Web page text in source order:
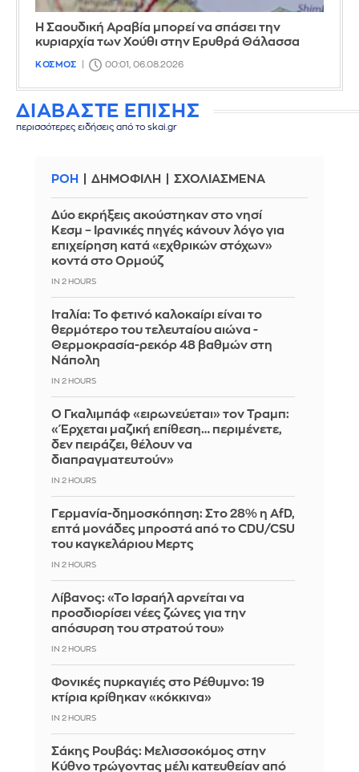
Η Σαουδική Αραβία μπορεί να σπάσει την
κυριαρχία των Χούθι στην Ερυθρά Θάλασσα
ΚΟΣΜΟΣ 00:01, 06.08.2026
ΔΙΑΒΑΣΤΕ ΕΠΙΣΗΣ
περισσότερες ειδήσεις από το skai.gr
ΡΟΗ ΔΗΜΟΦΙΛΗ ΣΧΟΛΙΑΣΜΕΝΑ
Δύο εκρήξεις ακούστηκαν στο νησί
Κεσμ – Ιρανικές πηγές κάνουν λόγο για
επιχείρηση κατά «εχθρικών στόχων»
κοντά στο Ορμούζ
IN 2 HOURS
Ιταλία: To φετινό καλοκαίρι είναι το
θερμότερο του τελευταίου αιώνα -
Θερμοκρασία-ρεκόρ 48 βαθμών στη
Νάπολη
IN 2 HOURS
Ο Γκαλιμπάφ «ειρωνεύεται» τον Τραμπ:
«Έρχεται μαζική επίθεση… περιμένετε,
δεν πειράζει, θέλουν να
διαπραγματευτούν»
IN 2 HOURS
Γερμανία-δημοσκόπηση: Στο 28% η AfD,
επτά μονάδες μπροστά από το CDU/CSU
του καγκελάριου Μερτς
IN 2 HOURS
Λίβανος: «Το Ισραήλ αρνείται να
προσδιορίσει νέες ζώνες για την
απόσυρση του στρατού του»
IN 2 HOURS
Φονικές πυρκαγιές στο Ρέθυμνο: 19
κτίρια κρίθηκαν «κόκκινα»
IN 2 HOURS
Σάκης Ρουβάς: Μελισσοκόμος στην
Κύθνο τρώγοντας μέλι κατευθείαν από